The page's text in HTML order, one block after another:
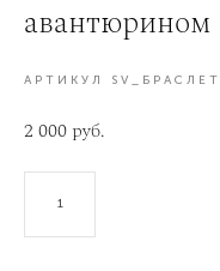
АРТИКУЛ
2 000 pуб.